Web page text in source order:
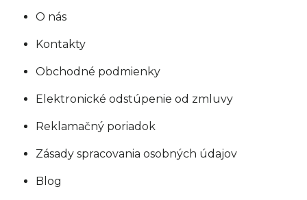
O nás
Kontakty
Obchodné podmienky
Elektronické odstúpenie od zmluvy
Reklamačný poriadok
Zásady spracovania osobných údajov
Blog